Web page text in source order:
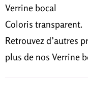
Verrine bocal
Coloris transparent.
Retrouvez d’autres
plus de nos Verrine